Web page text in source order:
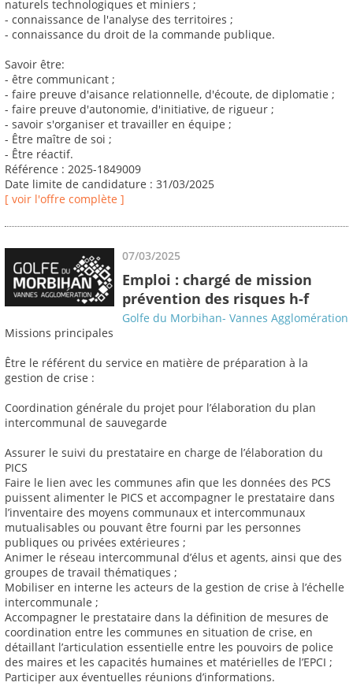
naturels technologiques et miniers ;
- connaissance de l'analyse des territoires ;
- connaissance du droit de la commande publique.
Savoir être:
- être communicant ;
- faire preuve d'aisance relationnelle, d'écoute, de diplomatie ;
- faire preuve d'autonomie, d'initiative, de rigueur ;
- savoir s'organiser et travailler en équipe ;
- Être maître de soi ;
- Être réactif.
Référence : 2025-1849009
Date limite de candidature : 31/03/2025
[ voir l'offre complète ]
07/03/2025
Emploi : chargé de mission
prévention des risques h-f
Golfe du Morbihan- Vannes Agglomération
Missions principales
Être le référent du service en matière de préparation à la
gestion de crise :
Coordination générale du projet pour l’élaboration du plan
intercommunal de sauvegarde
Assurer le suivi du prestataire en charge de l’élaboration du
PICS
Faire le lien avec les communes afin que les données des PCS
puissent alimenter le PICS et accompagner le prestataire dans
l’inventaire des moyens communaux et intercommunaux
mutualisables ou pouvant être fourni par les personnes
publiques ou privées extérieures ;
Animer le réseau intercommunal d’élus et agents, ainsi que des
groupes de travail thématiques ;
Mobiliser en interne les acteurs de la gestion de crise à l’échelle
intercommunale ;
Accompagner le prestataire dans la définition de mesures de
coordination entre les communes en situation de crise, en
détaillant l’articulation essentielle entre les pouvoirs de police
des maires et les capacités humaines et matérielles de l’EPCI ;
Participer aux éventuelles réunions d’informations.